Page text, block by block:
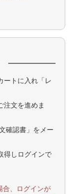
ートに入れ「レ
注文を進めま
確認書」をメー
得しログインで
合、ログインが